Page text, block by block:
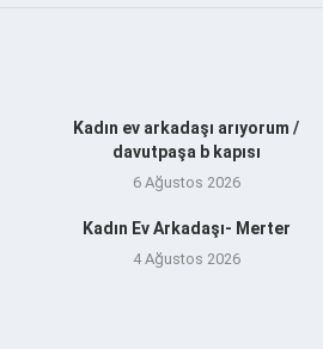
Kadın ev arkadaşı arıyorum /
davutpaşa b kapısı
6 Ağustos 2026
Kadın Ev Arkadaşı- Merter
4 Ağustos 2026